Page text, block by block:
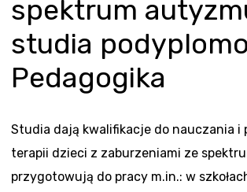
spektrum
studia
Pedagogika
Studia dają kwalifikacje do nauczania i
terapii dzieci z zaburzeniami ze
przygotowują do pracy m.in.: w